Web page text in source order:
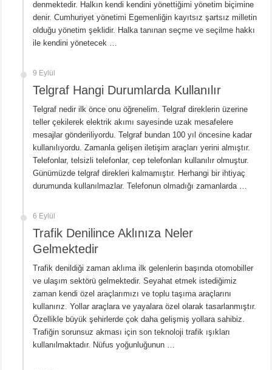
denmektedir. Halkın kendi kendini yönettiğimi yönetim biçimine
denir. Cumhuriyet yönetimi Egemenliğin kayıtsız şartsız milletin
olduğu yönetim şeklidir. Halka tanınan seçme ve seçilme hakkı
ile kendini yönetecek …
9 Eylül
Telgraf Hangi Durumlarda Kullanılır
Telgraf nedir ilk önce onu öğrenelim. Telgraf direklerin üzerine
teller çekilerek elektrik akımı sayesinde uzak mesafelere
mesajlar gönderiliyordu. Telgraf bundan 100 yıl öncesine kadar
kullanılıyordu. Zamanla gelişen iletişim araçları yerini almıştır.
Telefonlar, telsizli telefonlar, cep telefonları kullanılır olmuştur.
Günümüzde telgraf direkleri kalmamıştır. Herhangi bir ihtiyaç
durumunda kullanılmazlar. Telefonun olmadığı zamanlarda …
6 Eylül
Trafik Denilince Aklınıza Neler
Gelmektedir
Trafik denildiği zaman aklıma ilk gelenlerin başında otomobiller
ve ulaşım sektörü gelmektedir. Seyahat etmek istediğimiz
zaman kendi özel araçlarımızı ve toplu taşıma araçlarını
kullanırız. Yollar araçlara ve yayalara özel olarak tasarlanmıştır.
Özellikle büyük şehirlerde çok daha gelişmiş yollara sahibiz.
Trafiğin sorunsuz akması için son teknoloji trafik ışıkları
kullanılmaktadır. Nüfus yoğunluğunun …